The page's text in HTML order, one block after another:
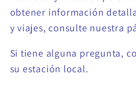
obtener información
y viajes, consulte nuestra
Si tiene alguna pregunta,
su estación local.